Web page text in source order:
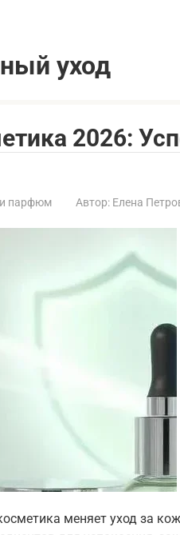
уход
2026:
парфюм Автор: Елена
меняет уход за